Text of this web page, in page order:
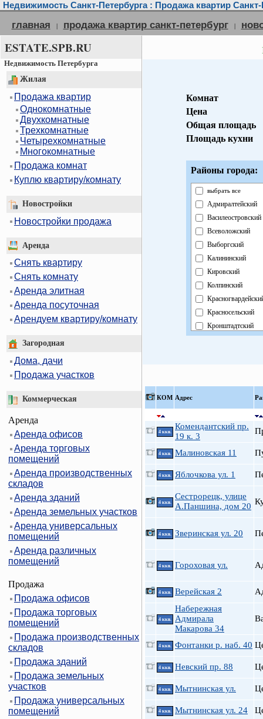
Недвижимость Санкт-Петербурга : Продажа квартир Санкт-
главная | продажа квартир санкт-петербург |
ESTATE.SPB.RU
Недвижимость Петербурга
Жилая
Продажа квартир
Однокомнатные
Двухкомнатные
Трехкомнатные
Четырехкомнатные
Многокомнатные
Продажа комнат
Куплю квартиру/комнату
Новостройки
Новостройки продажа
Аренда
Снять квартиру
Снять комнату
Аренда элитная
Аренда посуточная
Арендуем квартиру/комнату
Загородная
Дома, дачи
Продажа участков
Коммерческая
Аренда
Аренда офисов
Аренда торговых
помещений
Аренда производственных
складов
Аренда зданий
Аренда земельных участков
Аренда универсальных
помещений
Аренда различных
помещений
Продажа
Продажа офисов
Продажа торговых
помещений
Продажа производственных
складов
Продажа зданий
Продажа земельных
участков
Продажа универсальных
помещений
Комнат
Цена
Общая площадь
Площадь кухни
Районы города:
выбрать все
Адмиралтейский
Василеостровский
Всеволожский
Выборгский
Калининский
Кировский
Колпинский
Красносельский
Кронштадтский
Петроградский
Центральный
КOМ Адрес
4 ккв.
Комендантский пр.
19 к. 3
4 ккв. Малиновская 11
4 ккв. Яблочкова ул. 1
4 ккв.
Сестрорецк, улице
А.Паншина, дом 20
4 ккв. Зверинская ул. 20
4 ккв. Гороховая ул.
4 ккв. Верейская 2
4 ккв.
Набережная
Адмирала
Макарова 34
4 ккв. Фонтанки р. наб. 40
4 ккв. Невский пр. 88
4 ккв. Мытнинская ул.
4 ккв. Мытнинская ул. 24